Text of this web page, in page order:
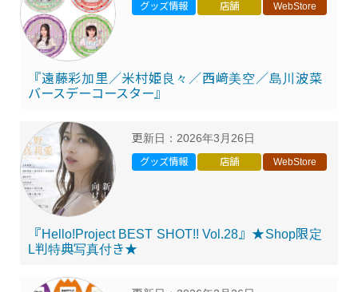
『遠藤彩加里／米村姫良々／西﨑美空／島川波菜
バースデーコースター』
グッズ情報 店舗 WebStore
更新日： 2026年3月26日
『Hello!Project BEST SHOT!! Vol.28』★Shop限定
L判特典写真付き★
グッズ情報 店舗 WebStore